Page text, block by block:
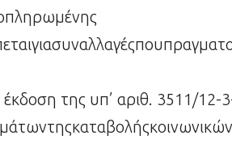
της υπ’ αριθ. 3511/